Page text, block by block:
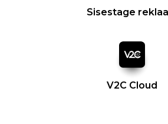
Sisestage
V2C Cloud